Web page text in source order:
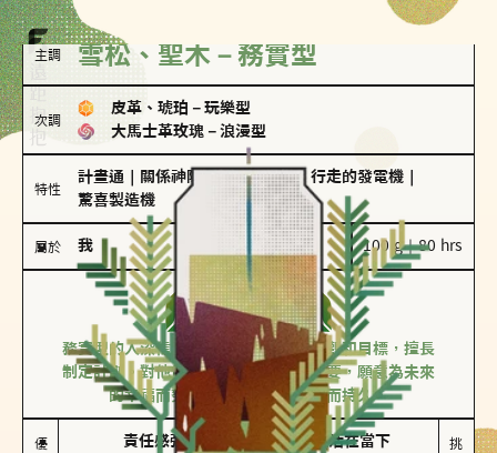
主調 雪松、聖木－務實型
次調
皮革、琥珀 － 玩樂型
大馬士革玫瑰 － 浪漫型
特性
計畫通 關係神隊友 滿懂撩的｜ 行走的發電機
驚喜製造機
屬於 我 100 g｜80 hrs
務實型
雪松、聖木
務實型的人深信愛情立基於共同的價值觀和目標，擅長
制定計劃。對他們來說，感情穩定最重要，願意為未來
的幸福而努力，讓愛情變得踏實而持久。
優
責任感強
較難活在當下
挑